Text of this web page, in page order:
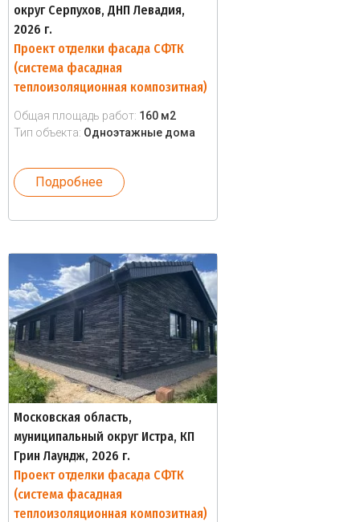
округ Серпухов, ДНП Левадия,
2026 г.
Проект отделки фасада СФТК
(система фасадная
теплоизоляционная композитная)
Общая площадь работ: 160 м2
Тип объекта: Одноэтажные дома
Подробнее
Московская область,
муниципальный округ Истра, КП
Грин Лаундж, 2026 г.
Проект отделки фасада СФТК
(система фасадная
теплоизоляционная композитная)